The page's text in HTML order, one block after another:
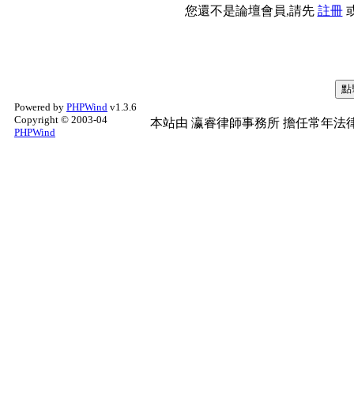
您還不是論壇會員,請先 註冊
Powered by PHPWind v1.3.6
Copyright © 2003-04
PHPWind
本站由 瀛睿律師事務所 擔任常年法